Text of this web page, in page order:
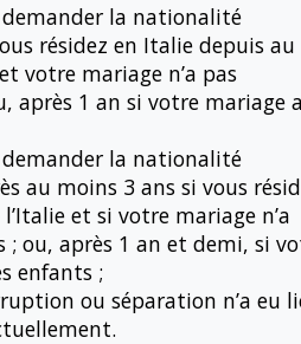
demander la nationalité
résidez en Italie depuis au
votre mariage n’a pas
après 1 an si votre mariage
demander la nationalité
au moins 3 ans si vous
et si votre mariage n’a
; ou, après 1 an et demi, si
enfants ;
ou séparation n’a eu